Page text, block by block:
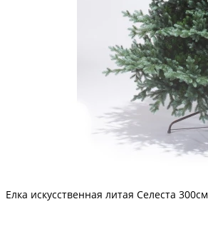
Елка искусственная литая Селеста 300см